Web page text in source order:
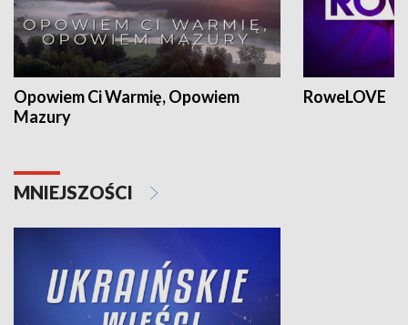
Opowiem Ci Warmię, Opowiem
Mazury
RoweLOVE
MNIEJSZOŚCI